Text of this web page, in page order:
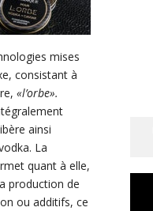
mises
consistant à
«l’orbe».
ainsi
La
quant à elle,
production de
ou additifs, ce